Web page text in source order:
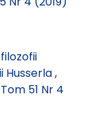
Husserla,
51 Nr 4